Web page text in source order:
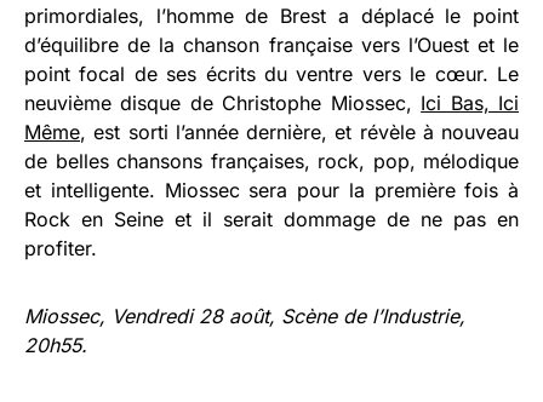
primordiales, l’homme de Brest a déplacé le point
d’équilibre de la chanson française vers l’Ouest et le
point focal de ses écrits du ventre vers le cœur. Le
neuvième disque de Christophe Miossec, Ici Bas, Ici
Même, est sorti l’année dernière, et révèle à nouveau
de belles chansons françaises, rock, pop, mélodique
et intelligente. Miossec sera pour la première fois à
Rock en Seine et il serait dommage de ne pas en
profiter.
Miossec, Vendredi 28 août, Scène de l’Industrie,
20h55.